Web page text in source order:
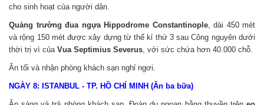
cho sinh hoạt của người dân.
Quảng trường đua ngựa Hippodrome Constantinople, dài 450 mét
và rộng 150 mét được xây dựng từ thế kỉ thứ 3 sau Công nguyên dưới
thời trị vì củaVua Septimius Severus, với sức chứa hơn 40.000 chỗ.
Ăn tối và nhận phòng khách sạn nghỉ ngơi.
NGÀY 8: ISTANBUL - TP. HỒ CHÍ MINH (Ăn ba bữa)